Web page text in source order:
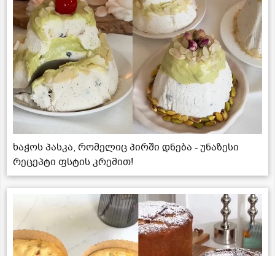
ხაჭოს პასკა, რომელიც პირში დნება - უნაზესი
რეცეპტი ფსტის კრემით!